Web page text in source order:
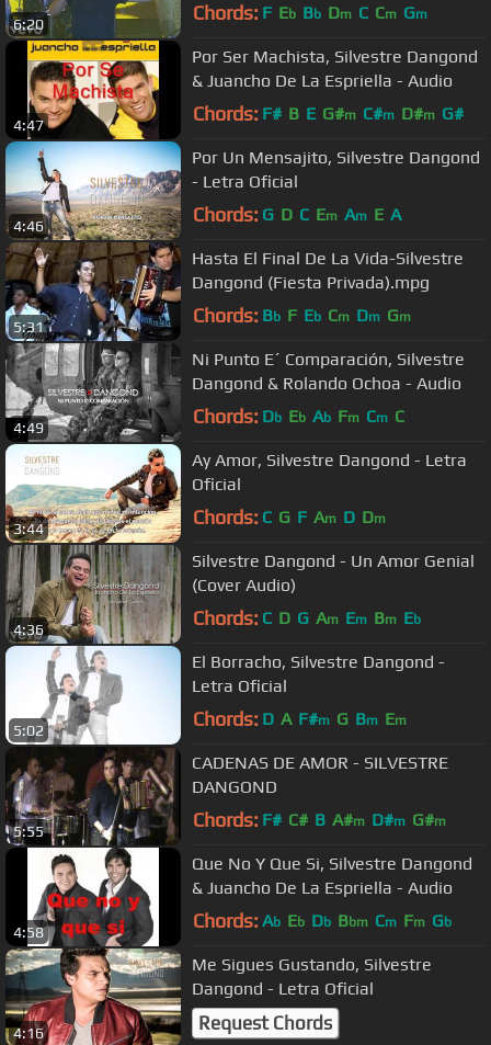
6:20 Chords: F Eb Bb Dm C Cm Gm
4:47
Por Ser Machista, Silvestre Dangond
& Juancho De La Espriella - Audio
Chords: F# B E G#m C#m D#m G#
4:46
Por Un Mensajito, Silvestre Dangond
- Letra Oficial
Chords: G D C Em Am E A
5:31
Hasta El Final De La Vida-Silvestre
Dangond (Fiesta Privada).mpg
Chords: Bb F Eb Cm Dm Gm
4:49
Ni Punto E´ Comparación, Silvestre
Dangond & Rolando Ochoa - Audio
Chords: Db Eb Ab Fm Cm C
3:44
Ay Amor, Silvestre Dangond - Letra
Oficial
Chords: C G F Am D Dm
4:36
Silvestre Dangond - Un Amor Genial
(Cover Audio)
Chords: C D G Am Em Bm Eb
5:02
El Borracho, Silvestre Dangond -
Letra Oficial
Chords: D A F#m G Bm Em
5:55
CADENAS DE AMOR - SILVESTRE
DANGOND
Chords: F# C# B A#m D#m G#m
4:58
Que No Y Que Si, Silvestre Dangond
& Juancho De La Espriella - Audio
Chords: Ab Eb Db Bbm Cm Fm Gb
4:16
Me Sigues Gustando, Silvestre
Dangond - Letra Oficial
Request Chords